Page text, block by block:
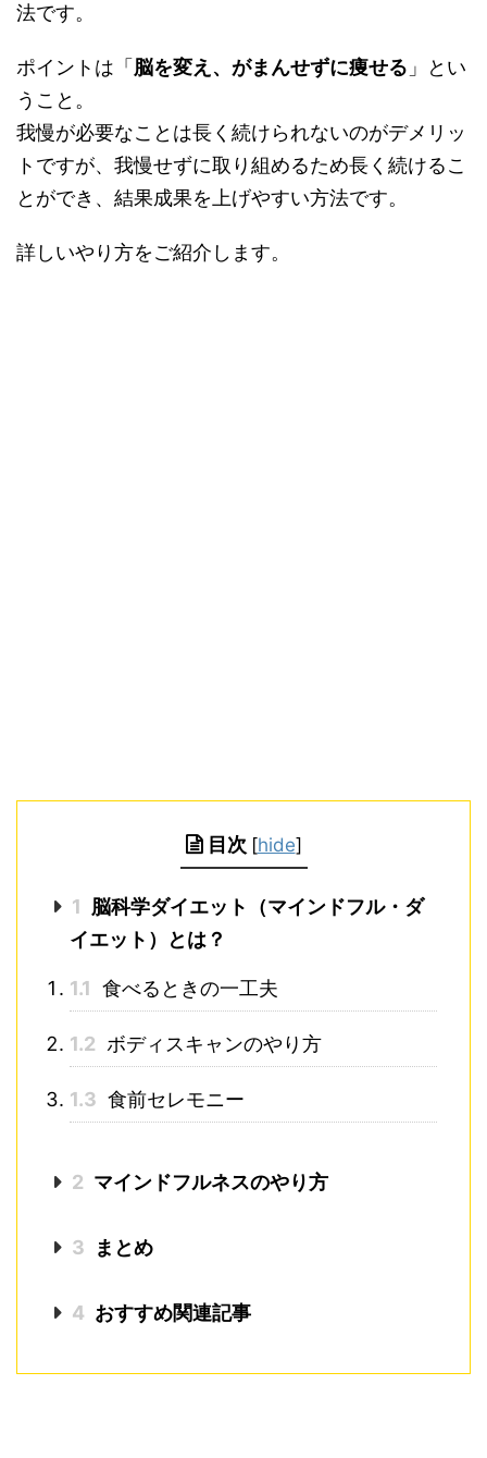
法です。
ポイントは「 脳を変え、がまんせずに痩せる 」とい
うこと。
我慢が必要なことは長く続けられないのがデメリッ
トですが、我慢せずに取り組めるため長く続けるこ
とができ、結果成果を上げやすい方法です。
詳しいやり方をご紹介します。
目次 [hide]
1 脳科学ダイエット（マインドフル・ダ
イエット）とは？
1.1 食べるときの一工夫
1.2 ボディスキャンのやり方
1.3 食前セレモニー
2 マインドフルネスのやり方
3 まとめ
4 おすすめ関連記事